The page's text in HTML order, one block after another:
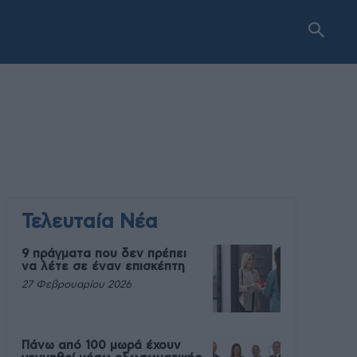
Τελευταία Νέα
9 πράγματα που δεν πρέπει
να λέτε σε έναν επισκέπτη
27 Φεβρουαρίου 2026
Πάνω από 100 μωρά έχουν